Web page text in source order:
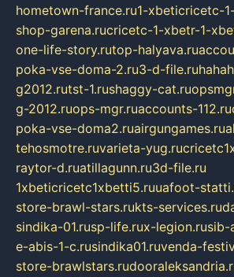
hometown-france.ru1-xbeticricetc-
shop-garena.rucricetc-1-xbetr-1-
one-life-story.rutop-halyava.ru
poka-vse-doma-2.ru3-d-file.ru
g2012.rutst-1.rushaggy-cat.ru
g-2012.ruops-mgr.ruaccounts-112.ru
poka-vse-doma2.ruairgungames.ru
tehosmotre.ruvarieta-yug.ru
raytor-d.ruatillagunn.ru3d-file.ru
1xbeticricetc1xbetti5.ruuafoot-
store-brawl-stars.rukts-services.ru
sindika-01.rusp-life.rux-legion.rusib-
e-abis-1-c.rusindika01.ruvenda-
store-brawlstars.ru